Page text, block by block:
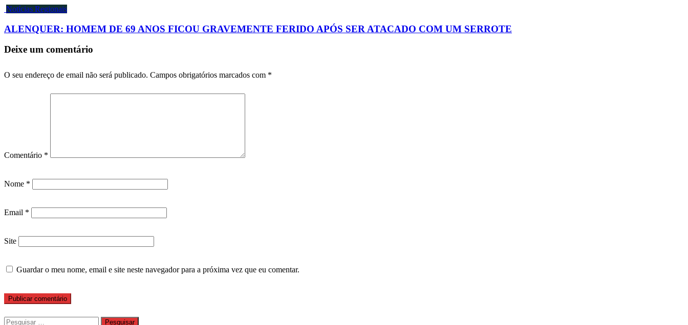
Notícias Regionais
ALENQUER: HOMEM DE 69 ANOS FICOU GRAVEMENTE FERIDO APÓS SER ATACADO COM UM SERROTE
Deixe um comentário
O seu endereço de email não será publicado. Campos obrigatórios marcados com *
Comentário *
Nome *
Email *
Site
Guardar o meu nome, email e site neste navegador para a próxima vez que eu comentar.
Pesquisar